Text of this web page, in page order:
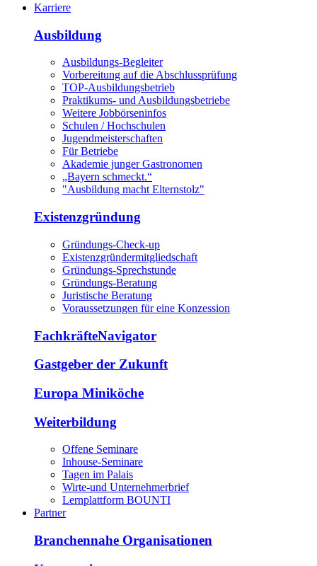
Karriere
Ausbildung
Ausbildungs-Begleiter
Vorbereitung auf die Abschlussprüfung
TOP-Ausbildungsbetrieb
Praktikums- und Ausbildungsbetriebe
Weitere Jobbörseninfos
Schulen / Hochschulen
Jugendmeisterschaften
Für Betriebe
Akademie junger Gastronomen
„Bayern schmeckt.“
"Ausbildung macht Elternstolz"
Existenzgründung
Gründungs-Check-up
Existenzgründermitgliedschaft
Gründungs-Sprechstunde
Gründungs-Beratung
Juristische Beratung
Voraussetzungen für eine Konzession
FachkräfteNavigator
Gastgeber der Zukunft
Europa Miniköche
Weiterbildung
Offene Seminare
Inhouse-Seminare
Tagen im Palais
Wirte-und Unternehmerbrief
Lernplattform BOUNTI
Partner
Branchennahe Organisationen